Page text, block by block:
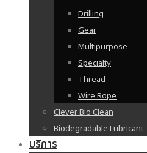
Drilling
Gear
Multipurpose
Specialty
Thread
Wire Rope
Clever Bio Clean
Biodegradable Lubricant
บริการ